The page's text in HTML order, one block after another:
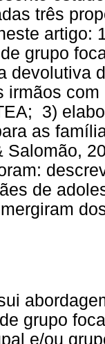
três
artigo:
grupo
devolutiva
irmãos
3)
as
Salomão,
de
grupo
e/ou